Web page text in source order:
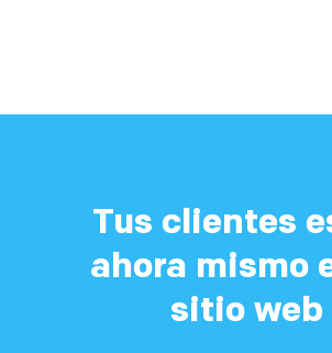
Tus clientes
ahora mismo
sitio web